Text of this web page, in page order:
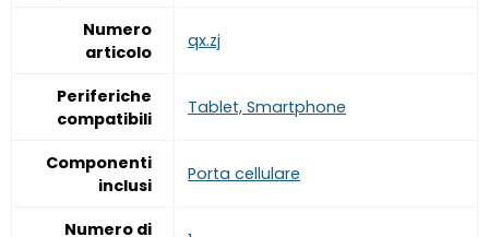
Numero
articolo
‎qx.zj
Periferiche
compatibili
‎Tablet, Smartphone
Componenti
inclusi
‎Porta cellulare
Numero di